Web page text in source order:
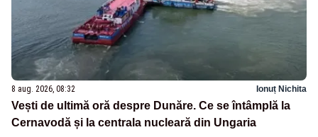
8 aug. 2026, 08:32 Ionuț Nichita
Vești de ultimă oră despre Dunăre. Ce se întâmplă la
Cernavodă și la centrala nucleară din Ungaria